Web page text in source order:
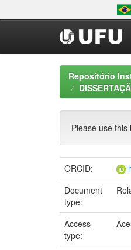
navigation
Repositório
Please use
ORCID:
Document
type:
Access
type: